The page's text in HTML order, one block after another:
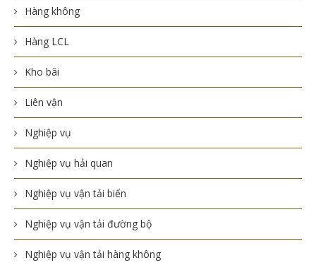
Hàng không
Hàng LCL
Kho bãi
Liên vận
Nghiệp vụ
Nghiệp vụ hải quan
Nghiệp vụ vận tải biển
Nghiệp vụ vận tải đường bộ
Nghiệp vụ vận tải hàng không